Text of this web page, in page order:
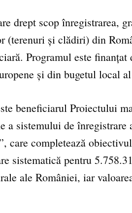
drept scop înregistrarea,
(terenuri și clădiri) din
Programul este
și din bugetul local
beneficiarul Proiectului
a sistemului de
care completează
sistematică pentru
ale României, iar